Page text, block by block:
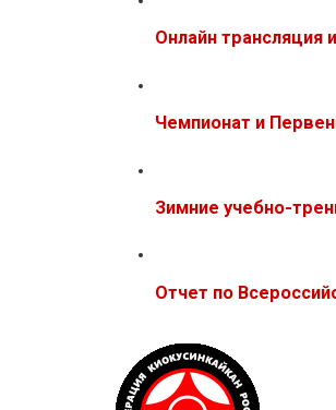
Онлайн
Чемпионат и
Зимние учебно-
Отчет по